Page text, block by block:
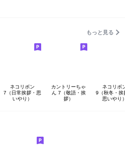
もっと見る
ネコリボン
7（日常挨拶・思
いやり）
カントリーちゃ
ん 7（敬語・挨
拶）
ネコリボ
9（秋冬・挨
思いやり